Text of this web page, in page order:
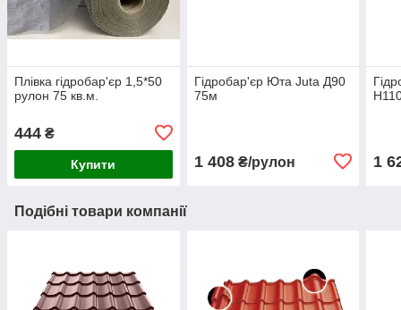
Плівка гідробар'єр 1,5*50
рулон 75 кв.м.
444 ₴
Купити
Гідробар'єр Юта Juta Д90
75м
1 408₴/рулон 1
Подібні товари компанії